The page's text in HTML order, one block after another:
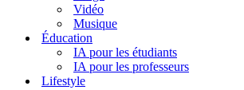
Vidéo
Musique
Éducation
IA pour les étudiants
IA pour les professeurs
Lifestyle